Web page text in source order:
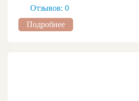
Отзывов: 0
Подробнее